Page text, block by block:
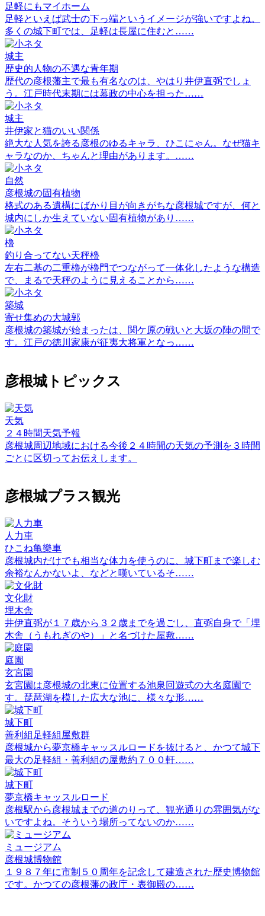
足軽にもマイホーム
足軽といえば武士の下っ端というイメージが強いですよね。
多くの城下町では、足軽は長屋に住むと……
城主
歴史的人物の不遇な青年期
歴代の彦根藩主で最も有名なのは、やはり井伊直弼でしょ
う。江戸時代末期には幕政の中心を担った……
城主
井伊家と猫のいい関係
絶大な人気を誇る彦根のゆるキャラ、ひこにゃん。なぜ猫キ
ャラなのか、ちゃんと理由があります。……
自然
彦根城の固有植物
格式のある遺構にばかり目が向きがちな彦根城ですが、何と
城内にしか生えていない固有植物があり……
櫓
釣り合ってない天秤櫓
左右二基の二重櫓が櫓門でつながって一体化したような構造
で、まるで天秤のように見えることから……
築城
寄せ集めの大城郭
彦根城の築城が始まったは、関ケ原の戦いと大坂の陣の間で
す。江戸の徳川家康が征夷大将軍となっ……
彦根城トピックス
天気
２４時間天気予報
彦根城周辺地域における今後２４時間の天気の予測を３時間
ごとに区切ってお伝えします。
彦根城プラス観光
人力車
ひこね亀樂車
彦根城内だけでも相当な体力を使うのに、城下町まで楽しむ
余裕なんかないよ、などと嘆いているそ……
文化財
埋木舎
井伊直弼が１７歳から３２歳までを過ごし、直弼自身で「埋
木舎（うもれぎのや）」と名づけた屋敷……
庭園
玄宮園
玄宮園は彦根城の北東に位置する池泉回遊式の大名庭園で
す。琵琶湖を模した広大な池に、様々な形……
城下町
善利組足軽組屋敷群
彦根城から夢京橋キャッスルロードを抜けると、かつて城下
最大の足軽組・善利組の屋敷約７００軒……
城下町
夢京橋キャッスルロード
彦根駅から彦根城までの道のりって、観光通りの雰囲気がな
いですよね。そういう場所ってないのか……
ミュージアム
彦根城博物館
１９８７年に市制５０周年を記念して建造された歴史博物館
です。かつての彦根藩の政庁・表御殿の……